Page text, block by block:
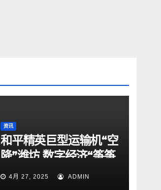
资讯
和平精英巨型运输机“空
降”潍坊 数字经济“筝筝
日上”
4月 27, 2025 ADMIN